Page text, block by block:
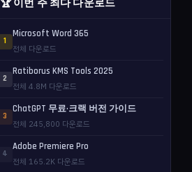
🏆 이번 주 최다 다운로드
1
Microsoft Word 365
전체 다운로드
2
Ratiborus KMS Tools 2025
전체 4.8M 다운로드
3
ChatGPT 무료·크랙 버전 가이드
전체 245,800 다운로드
4
Adobe Premiere Pro
전체 165.2K 다운로드